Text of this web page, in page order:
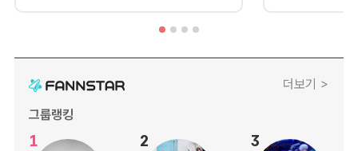
더보기 >
그룹랭킹
1 2 3